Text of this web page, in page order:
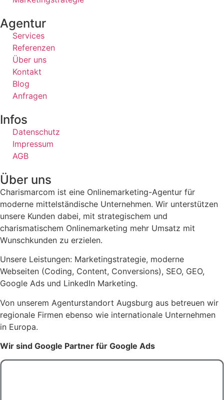
Agentur
Services
Referenzen
Über uns
Kontakt
Blog
Anfragen
Infos
Datenschutz
Impressum
AGB
Über uns
Charismarcom ist eine Onlinemarketing-Agentur für
moderne mittelständische Unternehmen. Wir unterstützen
unsere Kunden dabei, mit strategischem und
charismatischem Onlinemarketing mehr Umsatz mit
Wunschkunden zu erzielen.
Unsere Leistungen: Marketingstrategie, moderne
Webseiten (Coding, Content, Conversions), SEO, GEO,
Google Ads und LinkedIn Marketing.
Von unserem Agenturstandort Augsburg aus betreuen wir
regionale Firmen ebenso wie internationale Unternehmen
in Europa.
Wir sind Google Partner für Google Ads